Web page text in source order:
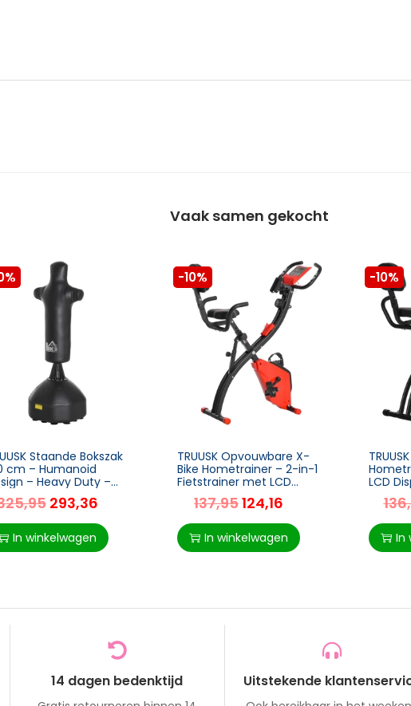
Vaak samen gekocht
Staande Bokszak
cm – Humanoid
– Heavy Duty –
Professionals en
– Zwart
293,36
In winkelwagen
-10%
TRUUSK Opvouwbare X-
Bike Hometrainer – 2-in-1
Fietstrainer met LCD
Display – 8 Verstelbare
Weerstandsniveaus –
Spankabels – Staal
137,95124,16
In winkelwagen
-10%
LCD
In
14 dagen bedenktijd Uitstekende